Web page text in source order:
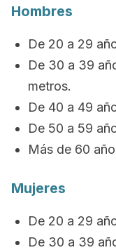
Hombres
De 20 a 29
De 30 a 39
metros.
De 40 a 49
De 50 a 59
Más de 60
Mujeres
De 20 a 29
De 30 a 39